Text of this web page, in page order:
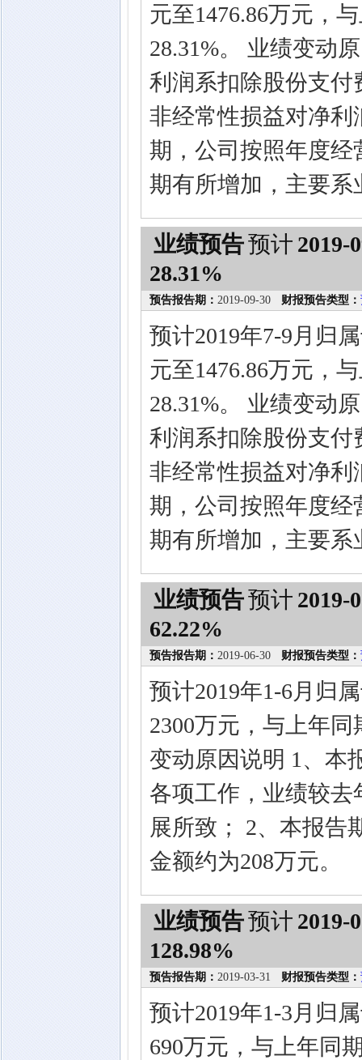
元至1476.86万元，
28.31%。 业绩变动
利润系扣除股份支付
非经常性损益对净利
期，公司按照年度
期有所增加，主要
业绩预告预计 2019-
28.31%
预告报告期： 2019-09-30 财报预告类型：
预计2019年7-9月归
元至1476.86万元，
28.31%。 业绩变动
利润系扣除股份支付
非经常性损益对净利
期，公司按照年度
期有所增加，主要
业绩预告预计 2019-
62.22%
预告报告期： 2019-06-30 财报预告类型：
预计2019年1-6月归
2300万元，与上年同
变动原因说明 1、本
各项工作，业绩较
展所致； 2、本报告
金额约为208万元。
业绩预告预计 2019-
128.98%
预告报告期： 2019-03-31 财报预告类型：
预计2019年1-3月归
690万元，与上年同